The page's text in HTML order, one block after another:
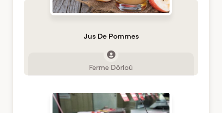
Jus De Pommes
Ferme Dôrloû